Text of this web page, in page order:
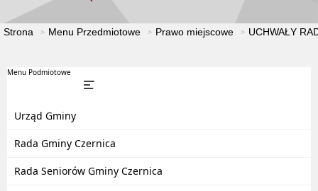
Strona Menu Przedmiotowe Prawo miejscowe UCHWAŁY
Menu Podmiotowe
Urząd Gminy
Rada Gminy Czernica
Rada Seniorów Gminy Czernica